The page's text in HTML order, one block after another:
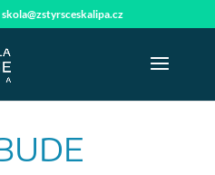
skola@zstyrsceskalipa.cz